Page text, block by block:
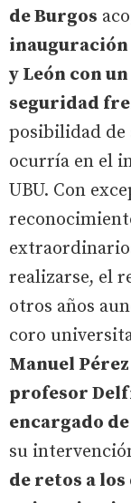
de Burgos
inauguración
y León con
seguridad
posibilidad de
ocurría en el
UBU. Con
realizarse, el
otros años
coro
Manuel
profesor
encargado
su
de retos a